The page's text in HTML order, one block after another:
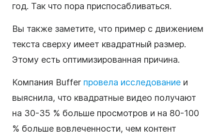
год. Так что пора приспосабливаться.
Вы также заметите, что пример с движением
текста сверху имеет квадратный размер.
Этому есть оптимизированная причина.
Компания Buffer провела исследование и
выяснила, что квадратные видео получают
на 30-35 % больше просмотров и на 80-100
% больше вовлеченности, чем контент